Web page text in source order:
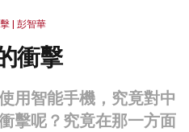
| 彭智華
衝擊
用智能手機，究竟對中
擊呢？究竟在那一方面